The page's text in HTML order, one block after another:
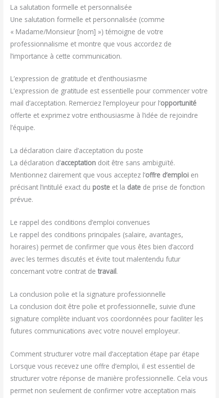
La salutation formelle et personnalisée
Une salutation formelle et personnalisée (comme
« Madame/Monsieur [nom] ») témoigne de votre
professionnalisme et montre que vous accordez de
l’importance à cette communication.
L’expression de gratitude et d’enthousiasme
L’expression de gratitude est essentielle pour commencer votre
mail d’acceptation. Remerciez l’employeur pour l’opportunité
offerte et exprimez votre enthousiasme à l’idée de rejoindre
l’équipe.
La déclaration claire d’acceptation du poste
La déclaration d’acceptation doit être sans ambiguïté.
Mentionnez clairement que vous acceptez l’offre d’emploi en
précisant l’intitulé exact du poste et la date de prise de fonction
prévue.
Le rappel des conditions d’emploi convenues
Le rappel des conditions principales (salaire, avantages,
horaires) permet de confirmer que vous êtes bien d’accord
avec les termes discutés et évite tout malentendu futur
concernant votre contrat detravail.
La conclusion polie et la signature professionnelle
La conclusion doit être polie et professionnelle, suivie d’une
signature complète incluant vos coordonnées pour faciliter les
futures communications avec votre nouvel employeur.
Comment structurer votre mail d’acceptation étape par étape
Lorsque vous recevez une offre d’emploi, il est essentiel de
structurer votre réponse de manière professionnelle. Cela vous
permet non seulement de confirmer votre acceptation mais